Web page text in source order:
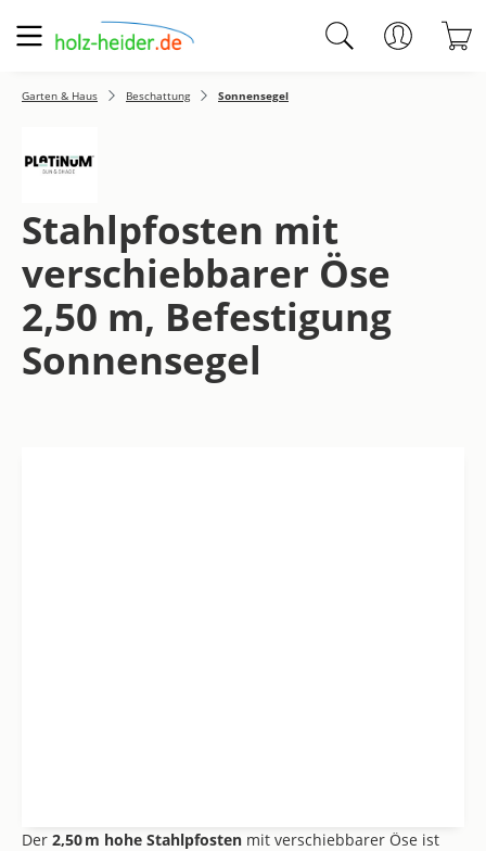
Zum Hauptinhalt springen
Garten & Haus Beschattung Sonnensegel
Stahlpfosten mit
verschiebbarer Öse
2,50 m, Befestigung
Sonnensegel
Der 2,50 m hohe Stahlpfosten mit verschiebbarer Öse ist